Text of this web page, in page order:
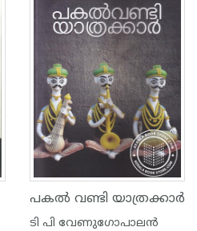
പകല്‍ വണ്ടി യാത്രക്കാര്‍
ടി പി വേണുഗോപാലന്‍